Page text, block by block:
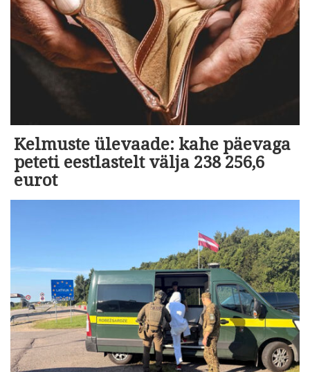
Kelmuste ülevaade: kahe päevaga
peteti eestlastelt välja 238 256,6
eurot